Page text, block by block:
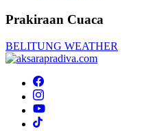
Prakiraan Cuaca
BELITUNG WEATHER